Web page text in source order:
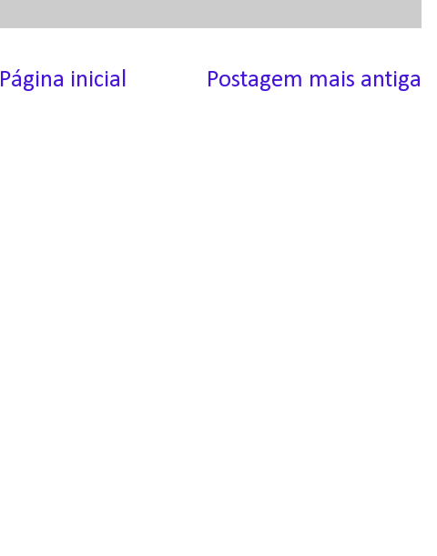
Postagem mais antiga
Página inicial